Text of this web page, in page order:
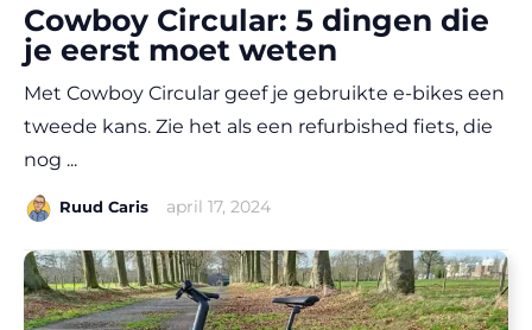
Cowboy Circular: 5 dingen die
je eerst moet weten
Met Cowboy Circular geef je gebruikte e-bikes een
tweede kans. Zie het als een refurbished fiets, die
nog ...
Ruud Caris april 17, 2024